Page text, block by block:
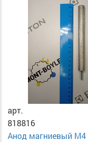
арт.
818816
Анод магниевый М4